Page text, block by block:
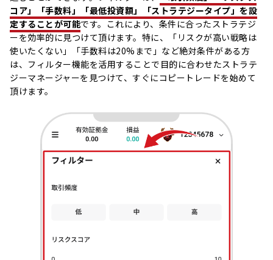
コア」「手数料」「最低投資額」「ストラテジータイプ」を設
定することが可能です。これにより、条件に合ったストラテジ
ーを効率的に見つけて頂けます。特に、「リスクが高い戦略は
使いたくない」「手数料は20%まで」など絶対条件がある方
は、フィルター機能を活用することで目的に合わせたストラテ
ジーマネージャーを見つけて、すぐにコピートレードを始めて
頂けます。